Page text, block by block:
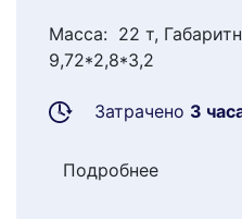
Масса: 22 т,
9,72*2,8*3,2
Затрачено 3
Подробнее